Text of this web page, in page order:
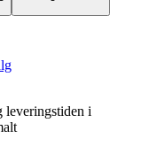
leveringstiden i